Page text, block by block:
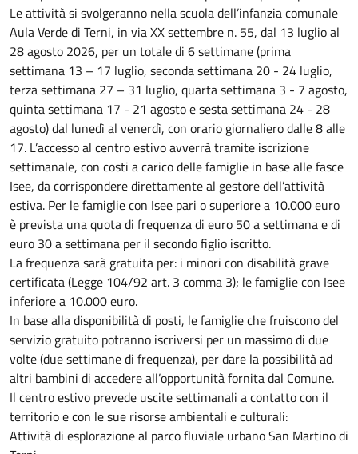
Le attività si svolgeranno nella scuola dell’infanzia comunale
Aula Verde di Terni, in via XX settembre n. 55, dal 13 luglio al
28 agosto 2026, per un totale di 6 settimane (prima
settimana 13 – 17 luglio, seconda settimana 20 - 24 luglio,
terza settimana 27 – 31 luglio, quarta settimana 3 - 7 agosto,
quinta settimana 17 - 21 agosto e sesta settimana 24 - 28
agosto) dal lunedì al venerdì, con orario giornaliero dalle 8 alle
17. L’accesso al centro estivo avverrà tramite iscrizione
settimanale, con costi a carico delle famiglie in base alle fasce
Isee, da corrispondere direttamente al gestore dell’attività
estiva. Per le famiglie con Isee pari o superiore a 10.000 euro
è prevista una quota di frequenza di euro 50 a settimana e di
euro 30 a settimana per il secondo figlio iscritto.
La frequenza sarà gratuita per: i minori con disabilità grave
certificata (Legge 104/92 art. 3 comma 3); le famiglie con Isee
inferiore a 10.000 euro.
In base alla disponibilità di posti, le famiglie che fruiscono del
servizio gratuito potranno iscriversi per un massimo di due
volte (due settimane di frequenza), per dare la possibilità ad
altri bambini di accedere all’opportunità fornita dal Comune.
Il centro estivo prevede uscite settimanali a contatto con il
territorio e con le sue risorse ambientali e culturali:
Attività di esplorazione al parco fluviale urbano San Martino di